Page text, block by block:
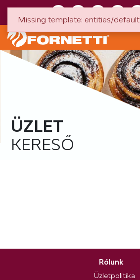
ÜZLET
KERESŐ
Rólunk
Üzletpolitika
Missing template: entities/default